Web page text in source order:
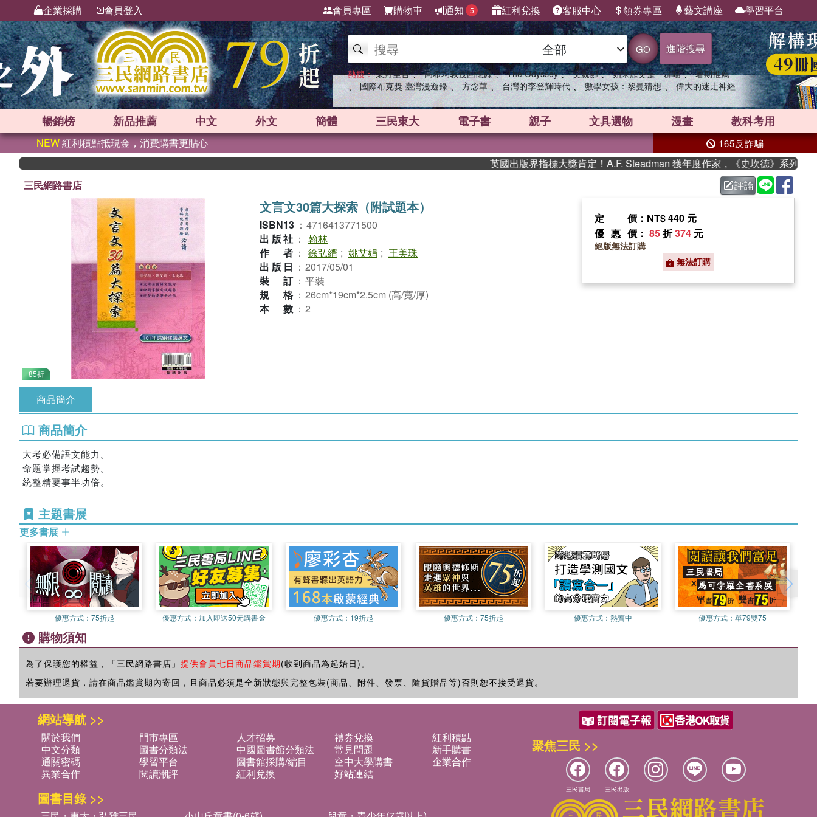
企業採購 會員登入 會員專區 購物車 通知 5 紅利兌換 客服中心 領券專區 藝文講座 學習平台
GO 進階搜尋
熱搜： 東野圭吾 、 高希均教授回憶錄 、 The Odyssey 、 父親節 、 如果歷史是一群喵 、 暑期推薦
、 國際布克獎 臺灣漫遊錄 、 方念華 、 台灣的李登輝時代 、 數學女孩：黎曼猜想 、 偉大的迷走神經
暢銷榜 新品推薦 中文 外文 簡體 三民東大 電子書 親子 文具選物 漫畫 教科考用
NEW紅利積點抵現金，消費購書更貼心 165反詐騙
英國出版界指標大獎肯定！A.F. Steadman 獲年度作家，《史坎德》系列帶你
三民網路書店
評論
85折
文言文30篇大探索（附試題本）
ISBN13 ： 4716413771500
出版社 ： 翰林
作者 ： 徐弘縉 ; 姚艾娟 ; 王美珠
出版日 ： 2017/05/01
裝訂 ： 平裝
規格 ： 26cm*19cm*2.5cm (高/寬/厚)
本數 ： 2
定價 ：NT$ 440 元
優惠價 ： 85折374 元
絕版無法訂購
無法訂購
商品簡介
商品簡介
大考必備語文能力。
命題掌握考試趨勢。
統整精要事半功倍。
主題書展
更多書展
優惠方式： 75折起 優惠方式： 加入即送50元購書金 優惠方式： 19折起 優惠方式： 75折起 優惠方式： 熱賣中 優惠方式：單79雙75
購物須知
為了保護您的權益，「三民網路書店」 提供會員七日商品鑑賞期(收到商品為起始日)。
若要辦理退貨，請在商品鑑賞期內寄回，且商品必須是全新狀態與完整包裝(商品、附件、發票、隨貨贈品等)否則恕不接受退貨。
網站導航 >>
關於我們 門市專區 人才招募 禮券兌換
紅利積點
中文分類
圖書分類法 中國圖書館分類法 常見問題
新手購書
通關密碼
學習平台 圖書館採購/編目 空中大學購書
企業合作
異業合作
閱讀潮評 紅利兌換 好站連結
圖書目錄 >>
聚焦三民 >>
三民書局 三民出版